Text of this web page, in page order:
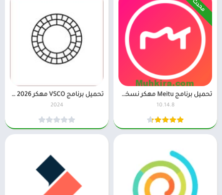
محدث
تحميل برنامج Meitu مهكر نسخة مدفوعة من ميديا فاير
10.14.8
تحميل برنامج VSCO مهكر 2026 للاندرويد
2024